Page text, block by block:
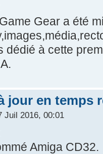
Gear a été
dédié à cette
jour en temps
Juil 2016, 00:01
Amiga CD32.